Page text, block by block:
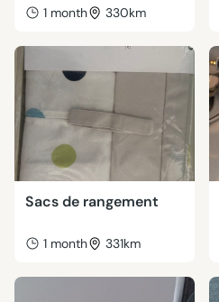
1 month 330km
Sacs de rangement
1 month 331km